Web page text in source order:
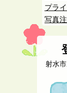
プラ
写真
射水